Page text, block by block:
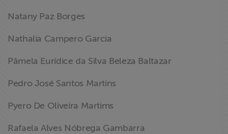
Natany Paz Borges
Nathalia Campero Garcia
Pâmela Eurídice da Silva Beleza Baltazar
Pedro José Santos Martins
Pyero De Oliveira Martims
Rafaela Alves Nóbrega Gambarra